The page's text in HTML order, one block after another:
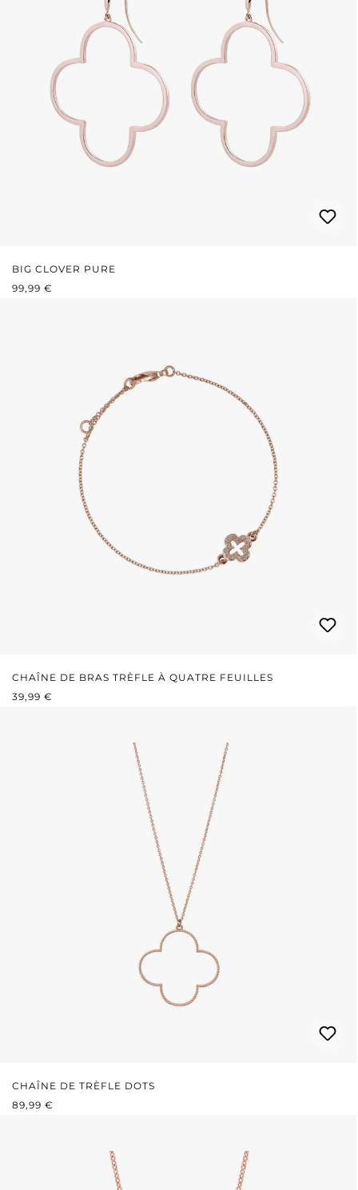
BIG CLOVER PURE
PRIX RÉGULIER :
99,99 €
CHAÎNE DE BRAS TRÈFLE À QUATRE FEUILLES
PRIX RÉGULIER :
39,99 €
CHAÎNE DE TRÈFLE DOTS
PRIX RÉGULIER :
89,99 €